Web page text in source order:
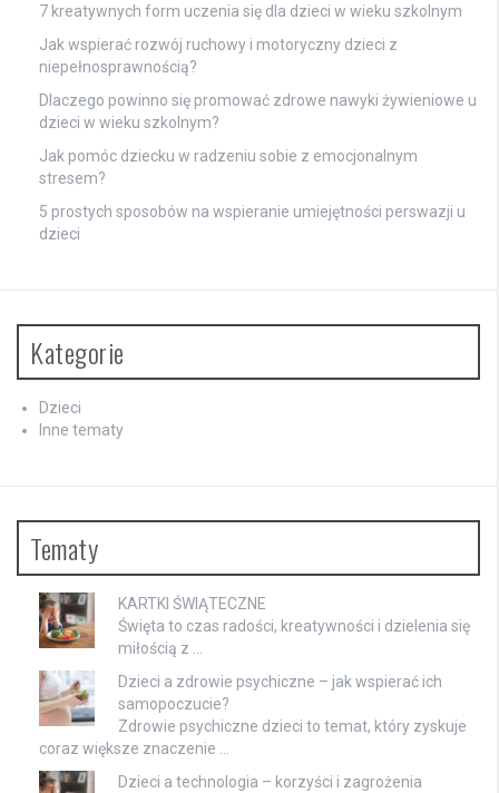
7 kreatywnych form uczenia się dla dzieci w wieku szkolnym
Jak wspierać rozwój ruchowy i motoryczny dzieci z
niepełnosprawnością?
Dlaczego powinno się promować zdrowe nawyki żywieniowe u
dzieci w wieku szkolnym?
Jak pomóc dziecku w radzeniu sobie z emocjonalnym
stresem?
5 prostych sposobów na wspieranie umiejętności perswazji u
dzieci
Kategorie
Dzieci
Inne tematy
Tematy
KARTKI ŚWIĄTECZNE
Święta to czas radości, kreatywności i dzielenia się
miłością z …
Dzieci a zdrowie psychiczne – jak wspierać ich
samopoczucie?
Zdrowie psychiczne dzieci to temat, który zyskuje
coraz większe znaczenie …
Dzieci a technologia – korzyści i zagrożenia